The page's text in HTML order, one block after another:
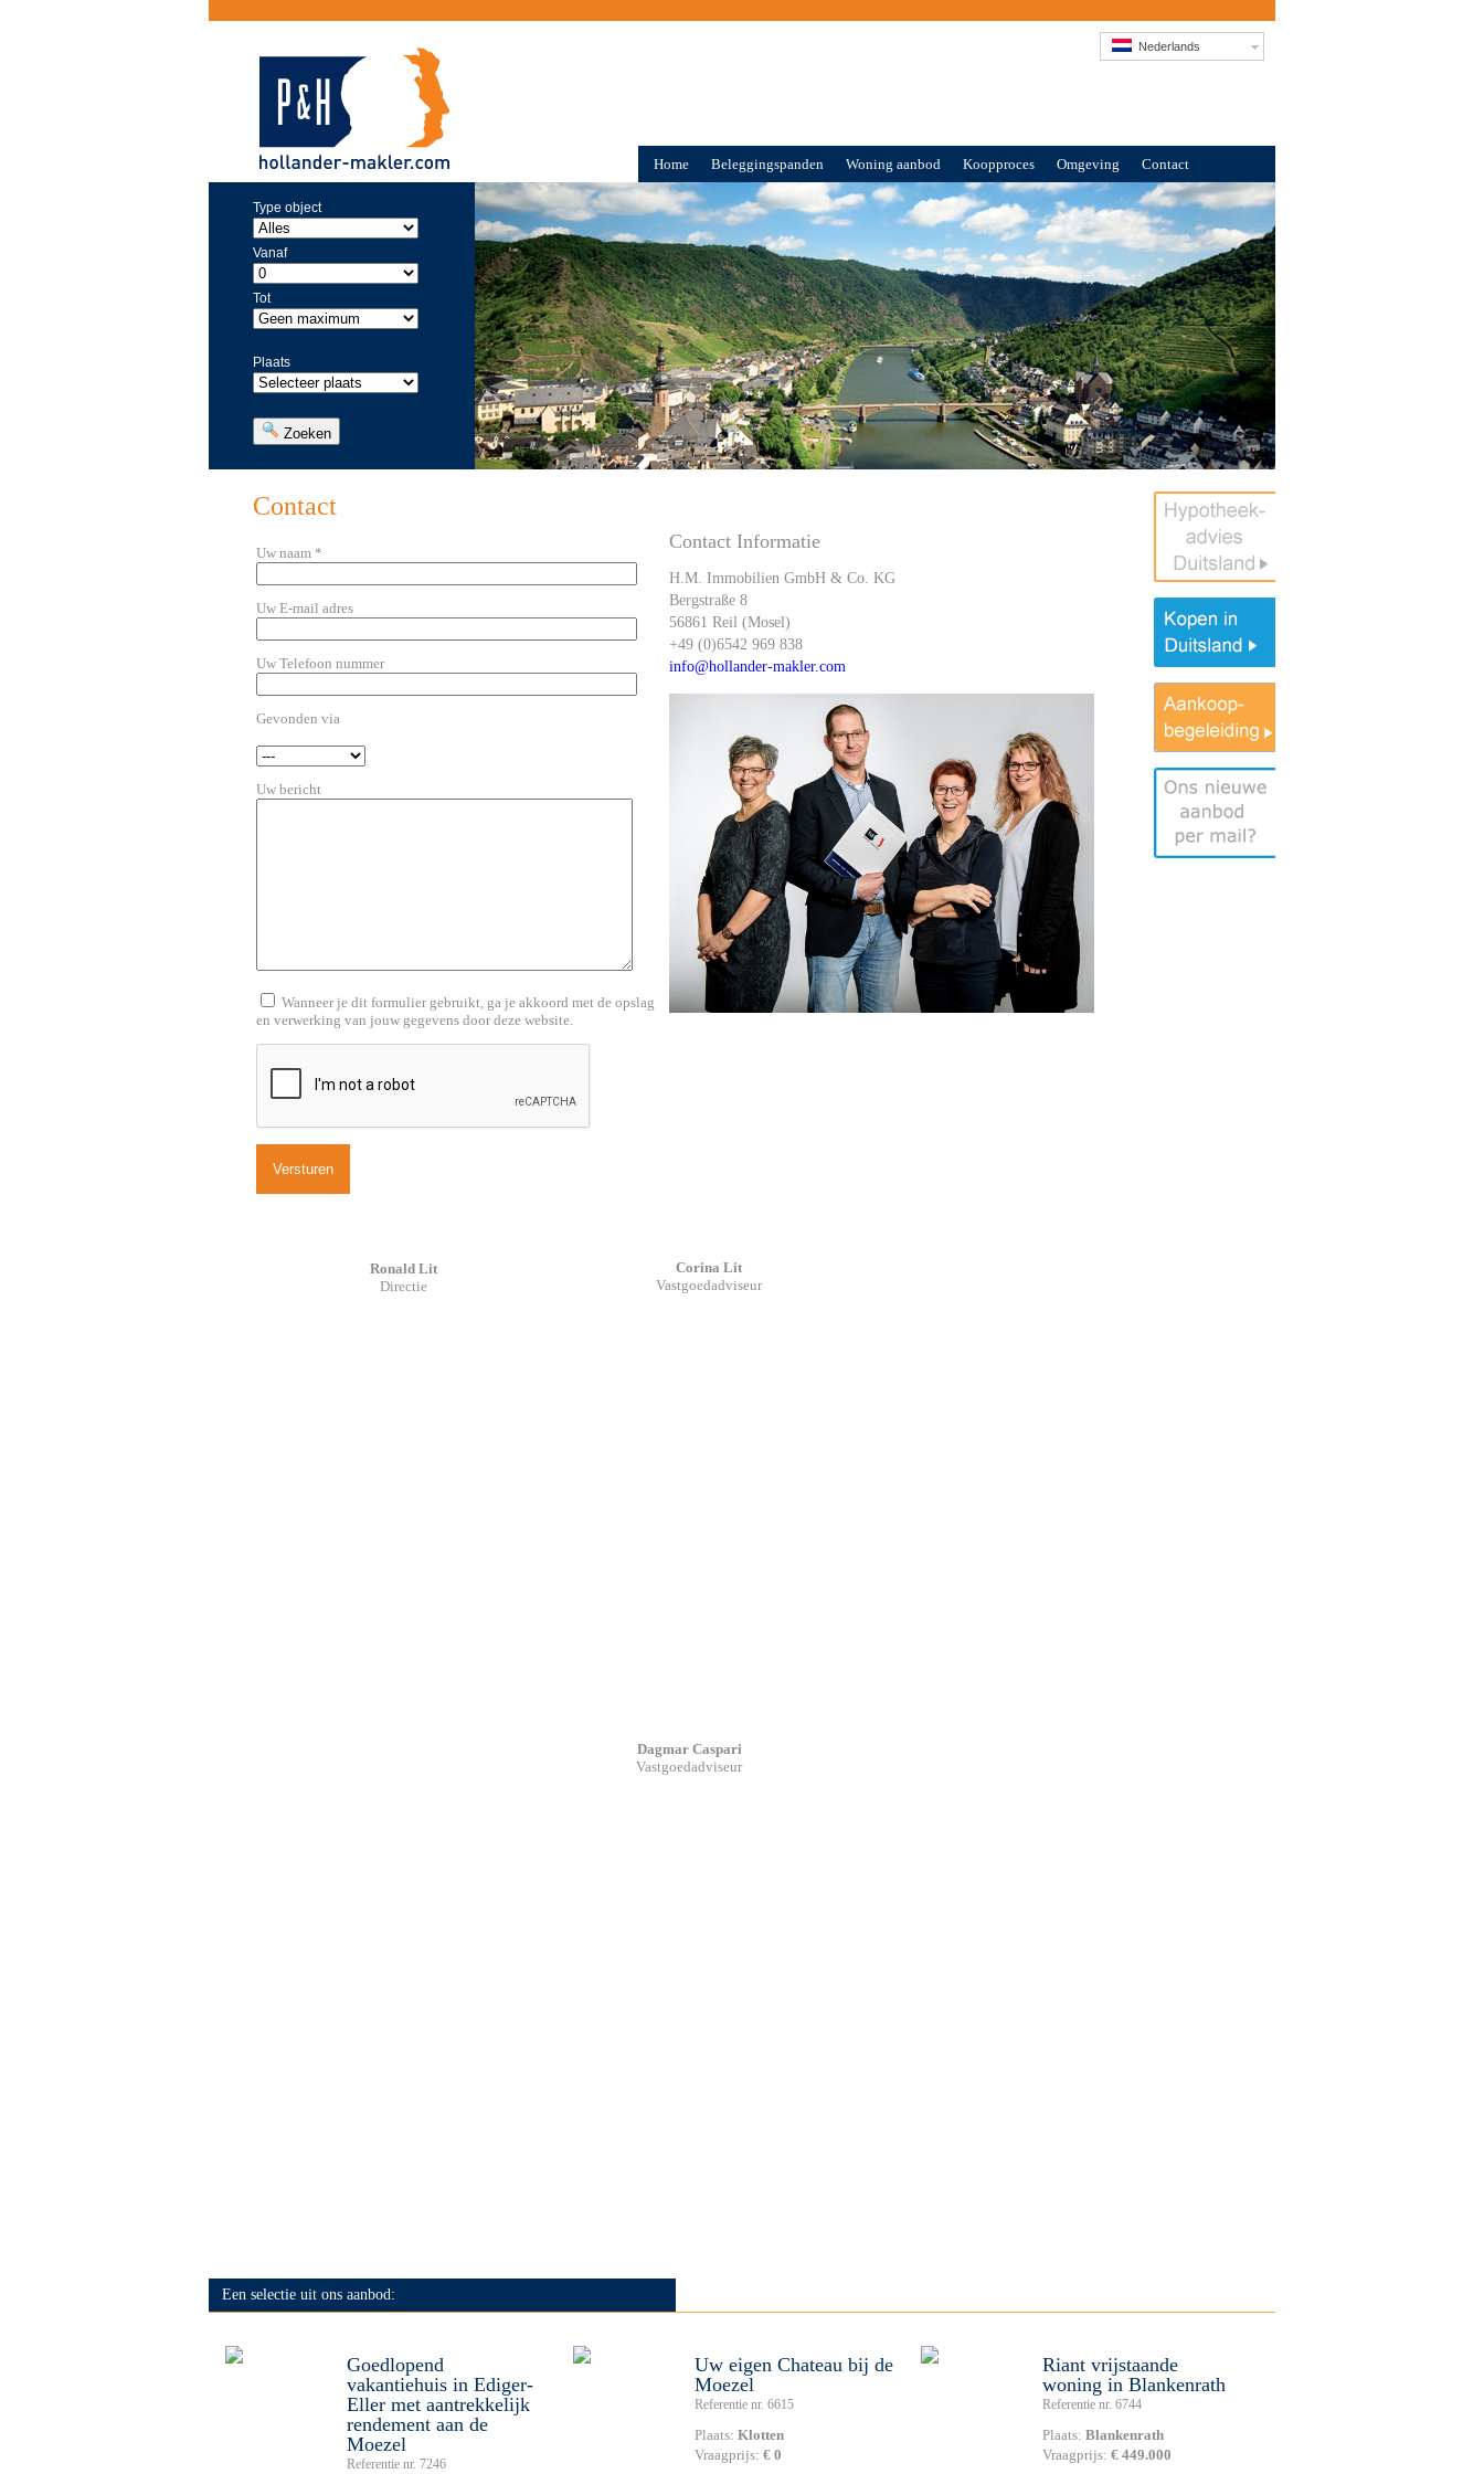
Nederlands
Home Beleggingspanden Woning aanbod Koopproces Omgeving Contact
Type object
Vanaf
Tot
Plaats
Zoeken
Contact
Uw naam *
Uw E-mail adres
Uw Telefoon nummer
Gevonden via
Uw bericht
Wanneer je dit formulier gebruikt, ga je akkoord met de opslag
en verwerking van jouw gegevens door deze website.
Contact Informatie
H.M. Immobilien GmbH & Co. KG
Bergstraße 8
56861 Reil (Mosel)
+49 (0)6542 969 838
info@hollander-makler.com
Ronald Lit
Directie
Corina Lit
Vastgoedadviseur
Dagmar Caspari
Vastgoedadviseur
Een selectie uit ons aanbod:
Goedlopend
vakantiehuis in Ediger-
Eller met aantrekkelijk
rendement aan de
Moezel
Referentie nr. 7246
Uw eigen Chateau bij de
Moezel
Referentie nr. 6615
Plaats: Klotten
Vraagprijs: € 0
Riant vrijstaande
woning in Blankenrath
Referentie nr. 6744
Plaats: Blankenrath
Vraagprijs: € 449.000